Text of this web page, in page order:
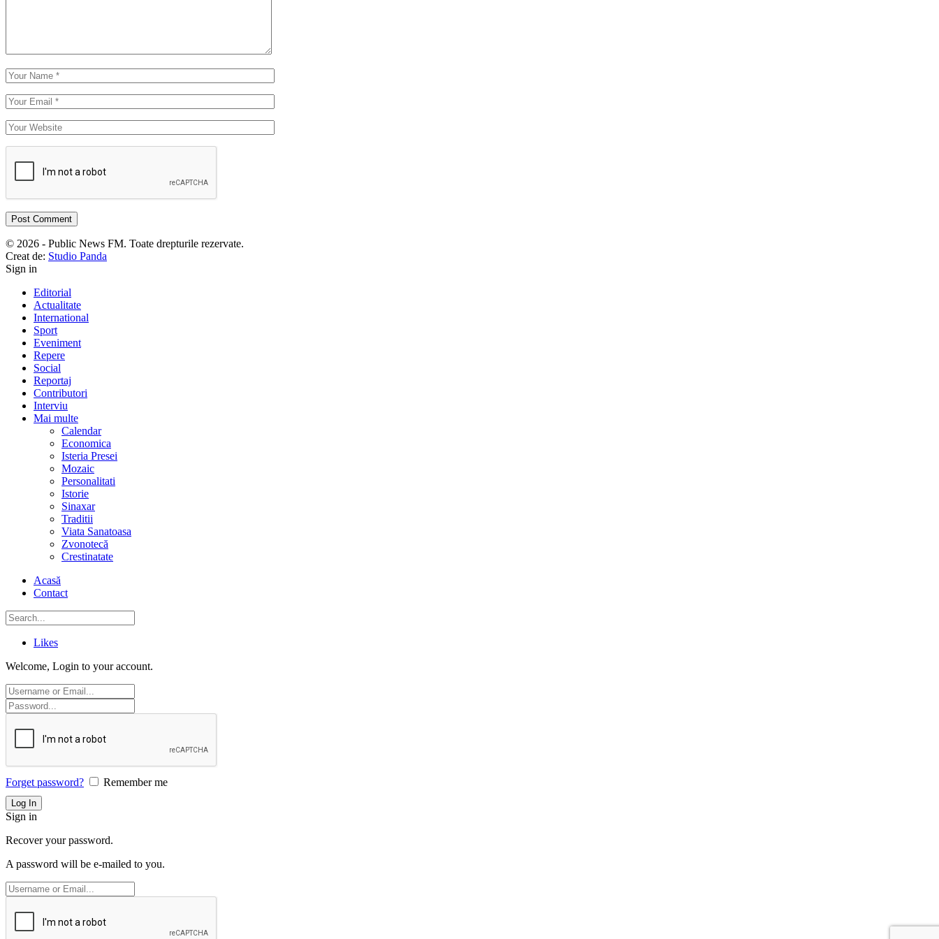
© 2026 - Public News FM. Toate drepturile rezervate.
Creat de: Studio Panda
Sign in
Editorial
Actualitate
International
Sport
Eveniment
Repere
Social
Reportaj
Contributori
Interviu
Mai multe
Calendar
Economica
Isteria Presei
Mozaic
Personalitati
Istorie
Sinaxar
Traditii
Viata Sanatoasa
Zvonotecă
Crestinatate
Acasă
Contact
Likes
Welcome, Login to your account.
Forget password? Remember me
Sign in
Recover your password.
A password will be e-mailed to you.